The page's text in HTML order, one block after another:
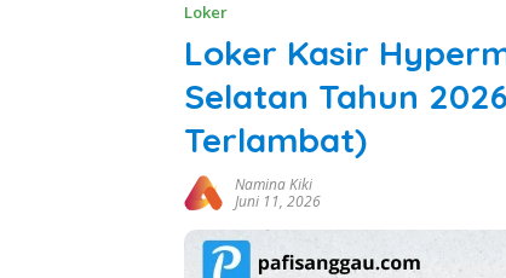
Loker
Loker Kasir
Selatan Tahun
Terlambat)
Namina Kiki
Juni 11, 2026